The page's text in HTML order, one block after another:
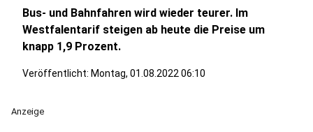
Bus- und Bahnfahren wird wieder teurer. Im
Westfalentarif steigen ab heute die Preise um
knapp 1,9 Prozent.
Veröffentlicht: Montag, 01.08.2022 06:10
Anzeige